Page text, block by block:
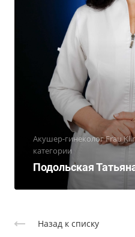
Акушер-гинеколог Frau
категории
Подольская
Назад к списку